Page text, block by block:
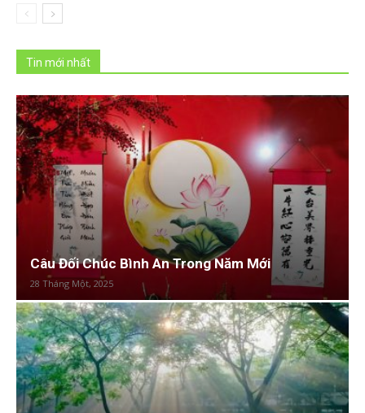
Tin mới nhất
Câu Đối Chúc Bình An Trong Năm Mới
28 Tháng Một, 2025